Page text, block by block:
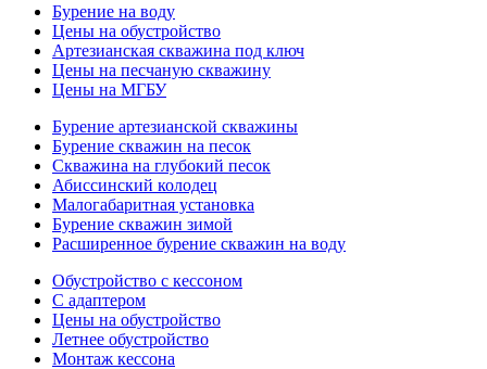
Бурение на воду
Цены на обустройство
Артезианская скважина под ключ
Цены на песчаную скважину
Цены на МГБУ
Бурение артезианской скважины
Бурение скважин на песок
Скважина на глубокий песок
Абиссинский колодец
Малогабаритная установка
Бурение скважин зимой
Расширенное бурение скважин на воду
Обустройство с кессоном
С адаптером
Цены на обустройство
Летнее обустройство
Монтаж кессона